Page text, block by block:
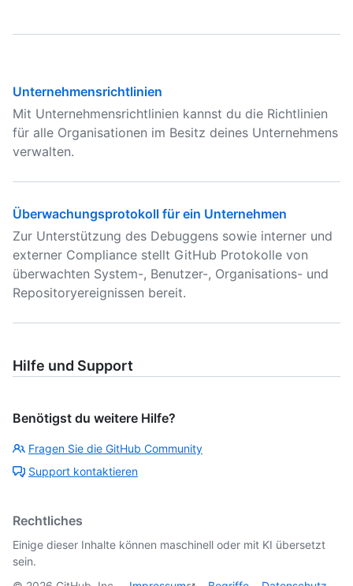
Unternehmensrichtlinien
Mit Unternehmensrichtlinien kannst du die Richtlinien
für alle Organisationen im Besitz deines Unternehmens
verwalten.
Überwachungsprotokoll für ein Unternehmen
Zur Unterstützung des Debuggens sowie interner und
externer Compliance stellt GitHub Protokolle von
überwachten System-, Benutzer-, Organisations- und
Repositoryereignissen bereit.
Hilfe und Support
Benötigst du weitere Hilfe?
Fragen Sie die GitHub Community
Support kontaktieren
Rechtliches
Einige dieser Inhalte können maschinell oder mit KI übersetzt
sein.